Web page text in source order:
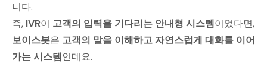
니다.
즉, IVR이 고객의 입력을 기다리는 안내형 시스템이었다면,
보이스봇은 고객의 말을 이해하고 자연스럽게 대화를 이어
가는 시스템인데요.